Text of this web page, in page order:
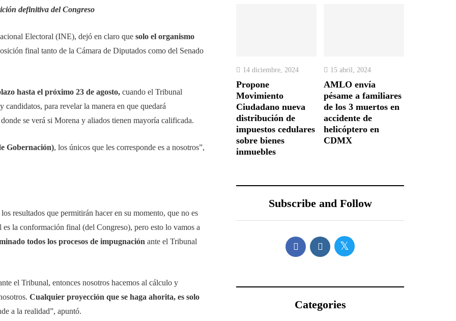
definitiva del Congreso
Electoral (INE), dejó en claro que solo el organismo
final tanto de la Cámara de Diputados como del Senado
hasta el próximo 23 de agosto, cuando el Tribunal
para revelar la manera en que quedará
se verá si Morena y aliados tienen mayoría calificada.
Gobernación), los únicos que les corresponde es a nosotros”,
resultados que permitirán hacer en su momento, que no es
la conformación final (del Congreso), pero esto lo vamos a
todos los procesos de impugnación ante el Tribunal
el Tribunal, entonces nosotros hacemos al cálculo y
Cualquier proyección que se haga ahorita, es solo
a la realidad”, apuntó.
14 diciembre, 2024
Propone
Movimiento
Ciudadano nueva
distribución de
impuestos cedulares
sobre bienes
inmuebles
15 abril, 2024
AMLO envía
pésame a familiares
de los 3 muertos en
accidente de
helicóptero en
CDMX
Subscribe and Follow
Categories